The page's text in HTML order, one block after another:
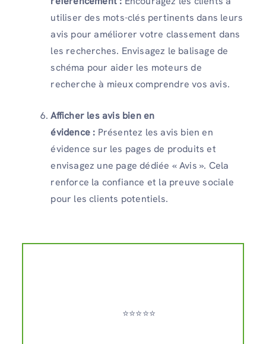
utiliser des mots-clés pertinents dans leurs
avis pour améliorer votre classement dans
les recherches. Envisagez le balisage de
schéma pour aider les moteurs de
recherche à mieux comprendre vos avis.
Afficher les avis bien en
évidence : Présentez les avis bien en
évidence sur les pages de produits et
envisagez une page dédiée « Avis ». Cela
renforce la confiance et la preuve sociale
pour les clients potentiels.
⭐️⭐️⭐️⭐️⭐️